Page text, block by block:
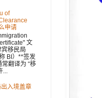
of
申请
文
移民局
BI）**签发
翻译为 “移
...
入境盖章